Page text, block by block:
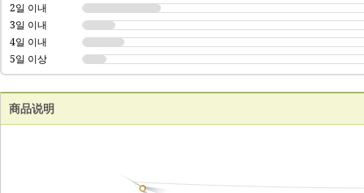
2일 이내
3일 이내
4일 이내
5일 이상
商品说明